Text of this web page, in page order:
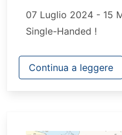
07 Luglio 2024 - 15
Single-Handed !
Continua a leggere